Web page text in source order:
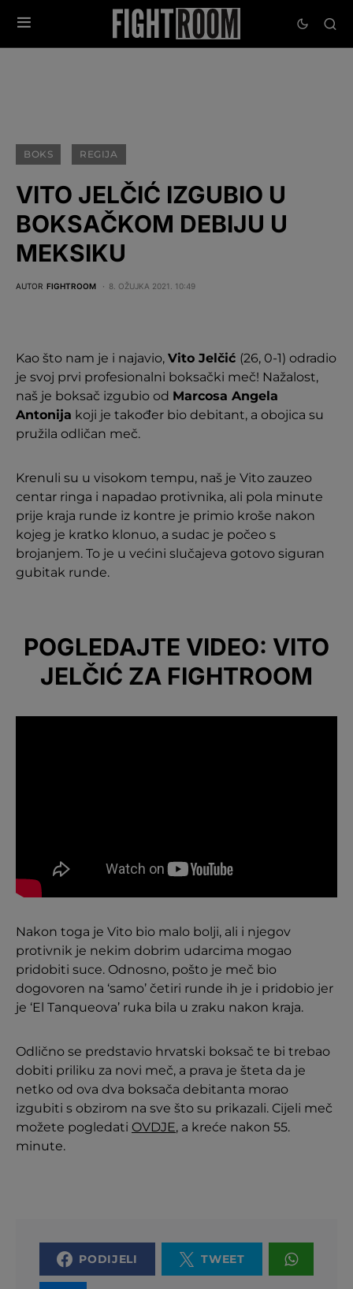
BOKS REGIJA
VITO JELČIĆ IZGUBIO U
BOKSAČKOM DEBIJU U
MEKSIKU
AUTOR FIGHTROOM 8. OŽUJKA 2021. 10:49
Kao što nam je i najavio, Vito Jelčić (26, 0-1) odradio
je svoj prvi profesionalni boksački meč! Nažalost,
naš je boksač izgubio od Marcosa Angela
Antonija koji je također bio debitant, a obojica su
pružila odličan meč.
Krenuli su u visokom tempu, naš je Vito zauzeo
centar ringa i napadao protivnika, ali pola minute
prije kraja runde iz kontre je primio kroše nakon
kojeg je kratko klonuo, a sudac je počeo s
brojanjem. To je u većini slučajeva gotovo siguran
gubitak runde.
POGLEDAJTE VIDEO: VITO
JELČIĆ ZA FIGHTROOM
Nakon toga je Vito bio malo bolji, ali i njegov
protivnik je nekim dobrim udarcima mogao
pridobiti suce. Odnosno, pošto je meč bio
dogovoren na ‘samo’ četiri runde ih je i pridobio jer
je ‘El Tanqueova’ ruka bila u zraku nakon kraja.
Odlično se predstavio hrvatski boksač te bi trebao
dobiti priliku za novi meč, a prava je šteta da je
netko od ova dva boksača debitanta morao
izgubiti s obzirom na sve što su prikazali. Cijeli meč
možete pogledati OVDJE, a kreće nakon 55.
minute.
PODIJELI TWEET